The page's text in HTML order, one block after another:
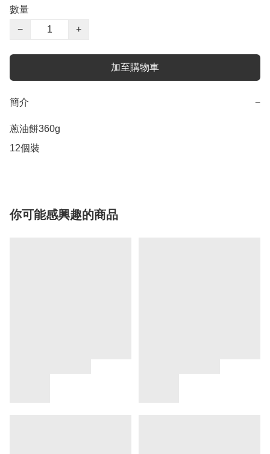
數量
−
+
加至購物車
簡介 −
蔥油餅360g
12個裝
你可能感興趣的商品